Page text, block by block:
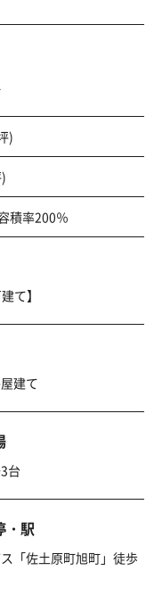
)
積率200％
て】
建て
台
・駅
「佐土原町旭町」徒歩